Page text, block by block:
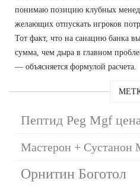
понимаю позицию клубных
желающих отпускать игроков
Тот факт, что на санацию банка
сумма, чем дыра в главном
— объясняется формулой расчета.
Пептид Peg Mgf
Мастерон + Сустанон
Орнитин Боготол